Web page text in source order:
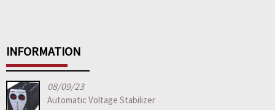
INFORMATION
08/09/23
Automatic Voltage Stabilizer